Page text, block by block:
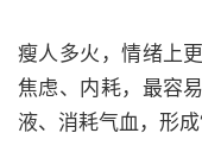
瘦人多火，情绪上
焦虑、内耗，最容
液、消耗气血，形